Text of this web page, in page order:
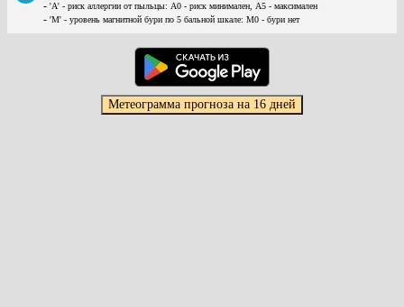
- 'А' - риск аллергии от пыльцы: А0 - риск минимален, А5 - максимален
- 'М' - уровень магнитной бури по 5 бальной шкале: М0 - бури нет